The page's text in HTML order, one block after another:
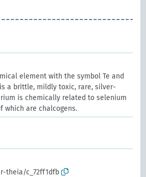
element with the symbol Te and
a brittle, mildly toxic, rare, silver-
is chemically related to selenium
which are chalcogens.
theia/c_72ff1dfb